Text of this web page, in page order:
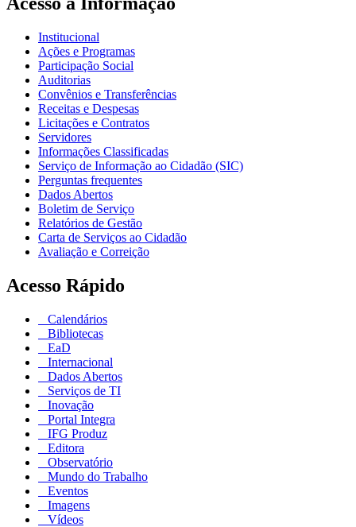
Institucional
Ações e Programas
Participação Social
Auditorias
Convênios e Transferências
Receitas e Despesas
Licitações e Contratos
Servidores
Informações Classificadas
Serviço de Informação ao Cidadão (SIC)
Perguntas frequentes
Dados Abertos
Boletim de Serviço
Relatórios de Gestão
Carta de Serviços ao Cidadão
Avaliação e Correição
Acesso Rápido
Calendários
Bibliotecas
EaD
Internacional
Dados Abertos
Serviços de TI
Inovação
Portal Integra
IFG Produz
Editora
Observatório
Mundo do Trabalho
Eventos
Imagens
Vídeos